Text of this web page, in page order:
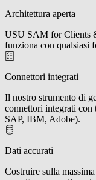
Architettura aperta
USU SAM for Clients
funziona con qualsiasi
Connettori integrati
Il nostro strumento di
connettori integrati
SAP, IBM, Adobe).
Dati accurati
Costruire sulla